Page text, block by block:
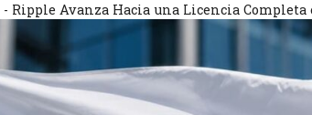
- Ripple Avanza Hacia una Licencia